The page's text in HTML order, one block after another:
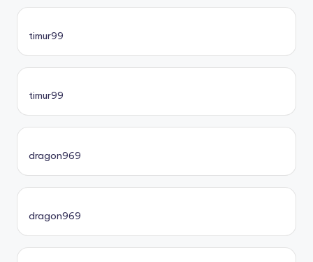
timur99
timur99
dragon969
dragon969